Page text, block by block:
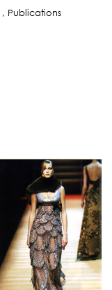
, Publications